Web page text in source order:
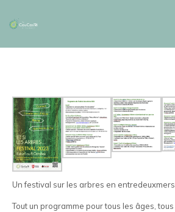
Un festival sur les arbres en entredeuxmers
Tout un programme pour tous les âges,